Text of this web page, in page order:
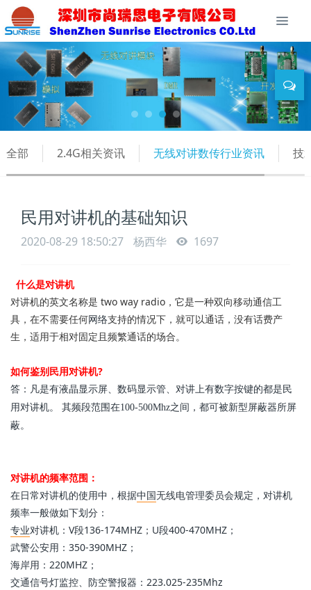
全部 2.4G相关资讯 无线对讲数传行业资讯 技
民用对讲机的基础知识
2020-08-29 18:50:27 杨西华 1697
什么是对讲机
对讲机的英文名称是 two way radio，它是一种双向移动通信工
具，在不需要任何网络支持的情况下，就可以通话，没有话费产
生，适用于相对固定且频繁通话的场合。
如何鉴别民用对讲机?
答：凡是有液晶显示屏、数码显示管、对讲上有数字按键的都是民
用对讲机。 其频段范围在100-500Mhz之间，都可被新型屏蔽器所屏
蔽。
对讲机的频率范围：
在日常对讲机的使用中，根据中国无线电管理委员会规定，对讲机
频率一般做如下划分：
专业对讲机：V段136-174MHZ；U段400-470MHZ；
武警公安用：350-390MHZ；
海岸用：220MHZ；
交通信号灯监控、防空警报器：223.025-235Mhz